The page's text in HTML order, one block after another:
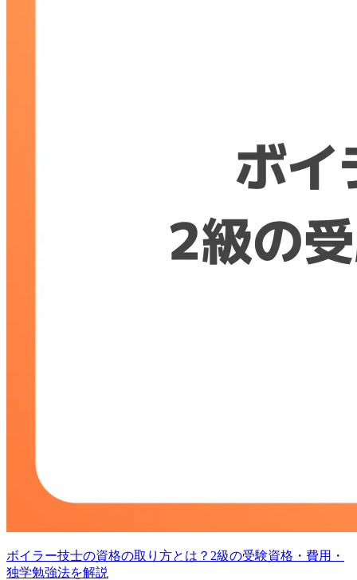
ボイラー技士の資格の取り方とは？2級の受験資格・費用・
独学勉強法を解説